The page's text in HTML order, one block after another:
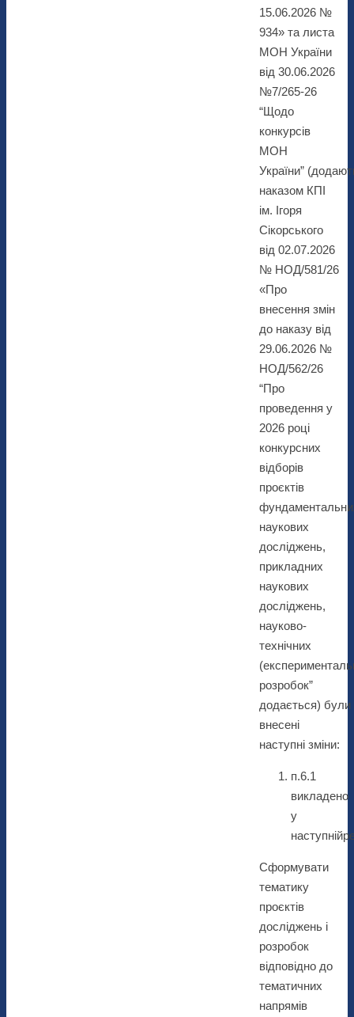
15.06.2026 №
934» та листа
МОН України
від 30.06.2026
№7/265-26
“Щодо
конкурсів
МОН
України”
наказом КПІ
ім. Ігоря
Сікорського
від 02.07.2026
№ НОД/581/26
«Про
внесення змін
до наказу від
29.06.2026 №
НОД/562/26
“Про
проведення у
2026 році
конкурсних
відборів
проєктів
наукових
досліджень,
прикладних
наукових
досліджень,
науково-
технічних
розробок”
додається) були
внесені
наступні зміни:
п.6.1
викладено
у
Сформувати
тематику
проєктів
досліджень і
розробок
відповідно до
тематичних
напрямів